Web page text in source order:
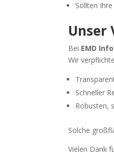
Sollten
Unser
Bei EMD
Wir
Schneller
Robusten,
Solche
Vielen Dank